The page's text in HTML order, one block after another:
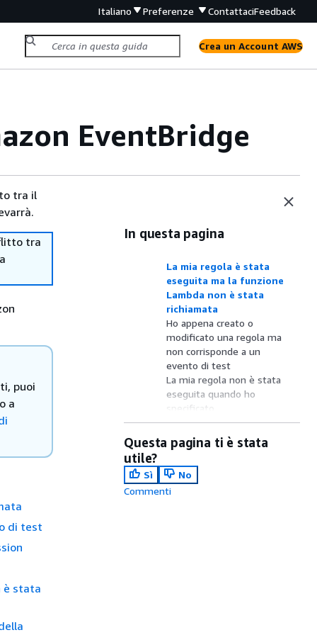
Italiano Preferenze ContattaciFeedback
Crea un Account AWS
EventBridge
tra il
tra
puoi
a
di test
è stata
In questa pagina
La mia regola è stata
eseguita ma la funzione
Lambda non è stata
richiamata
Ho appena creato o
modificato una regola ma
non corrisponde a un
evento di test
La mia regola non è stata
eseguita quando ho
specificato
ScheduleExpression
La mia regola non è stata
eseguita all'orario previsto
La mia regola corrisponde
AWS chiamate all'API di
servizio globale ma non è
Questa pagina ti è stata
utile?
Sì
No
Commenti